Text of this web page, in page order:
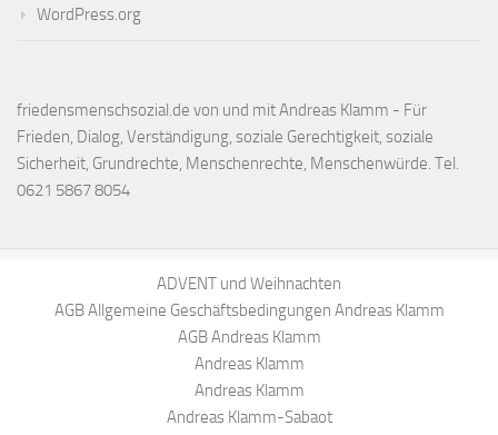
WordPress.org
friedensmenschsozial.de von und mit Andreas Klamm - Für
Frieden, Dialog, Verständigung, soziale Gerechtigkeit, soziale
Sicherheit, Grundrechte, Menschenrechte, Menschenwürde. Tel.
0621 5867 8054
ADVENT und Weihnachten
AGB Allgemeine Geschäftsbedingungen Andreas Klamm
AGB Andreas Klamm
Andreas Klamm
Andreas Klamm
Andreas Klamm-Sabaot